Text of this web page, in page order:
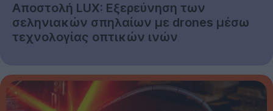
Αποστολή LUX: Εξερεύνηση των
σεληνιακών σπηλαίων με drones μέσω
τεχνολογίας οπτικών ινών